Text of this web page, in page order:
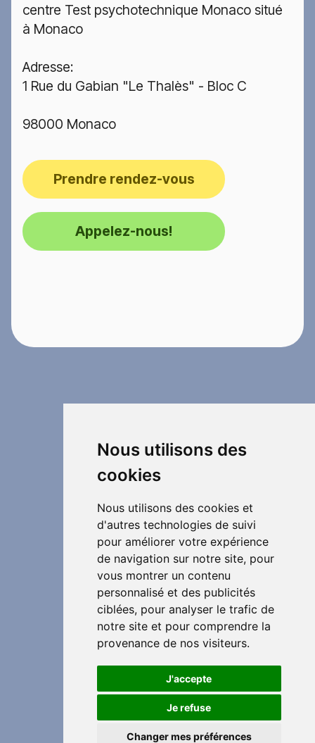
Nous utilisons des
cookies
Nous utilisons des cookies et
d'autres technologies de suivi
pour améliorer votre expérience
de navigation sur notre site, pour
vous montrer un contenu
personnalisé et des publicités
ciblées, pour analyser le trafic de
notre site et pour comprendre la
provenance de nos visiteurs.
J'accepte
Je refuse
Changer mes préférences
centre Test psychotechnique Monaco situé
à Monaco
Adresse:
1 Rue du Gabian "Le Thalès" - Bloc C
98000 Monaco
Prendre rendez-vous
Appelez-nous!